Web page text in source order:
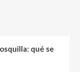
qué se